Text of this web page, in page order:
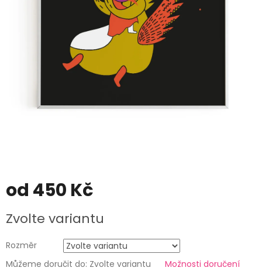
od 450 Kč
cena:
Zvolte variantu
Rozměr
Můžeme doručit do: Zvolte variantu Možnosti doručení